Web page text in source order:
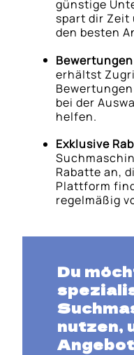
günstige
spart dir
den besten
erhältst
bei der
helfen.
Exklusive
Rabatte an,
Plattform
regelmäßig
Du
nutzen,